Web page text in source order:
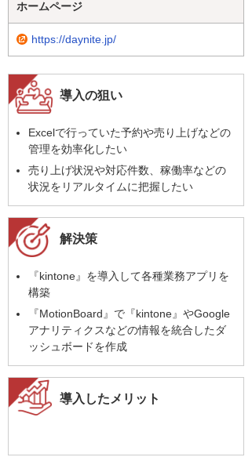
ホームページ
https://daynite.jp/
導入の狙い
Excelで行っていた予約や売り上げなどの
管理を効率化したい
売り上げ状況や対応件数、稼働率などの
状況をリアルタイムに把握したい
解決策
『kintone』を導入して各種業務アプリを
構築
『MotionBoard』で『kintone』やGoogle
アナリティクスなどの情報を統合したダ
ッシュボードを作成
導入したメリット